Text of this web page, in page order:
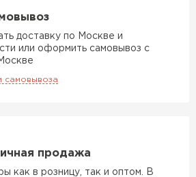
доставку по Москве и
или оформить самовывоз с
самовывоза
продажа
как в розницу, так и оптом. В
кровля